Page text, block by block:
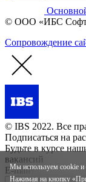
© ООО «ИБС
Сопровождение
© IBS 2022. Все
Подписаться на
Будьте в курсе
вакансий
E-mail*
Мы используем cookie и
Нажимая на кнопку